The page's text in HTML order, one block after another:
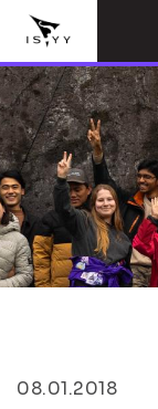
08.01.2018